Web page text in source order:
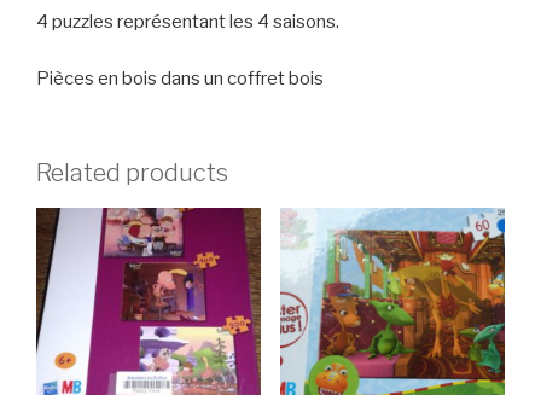
4 puzzles représentant les 4 saisons.
Pièces en bois dans un coffret bois
Related products